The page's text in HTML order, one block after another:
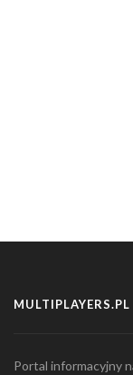
MULTIPLAYERS.PL
Portal informacyjny